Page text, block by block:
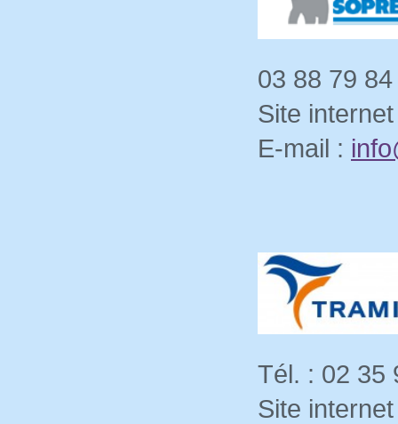
03 88 79
Site
E-mail :
Tél. : 02 35
Site